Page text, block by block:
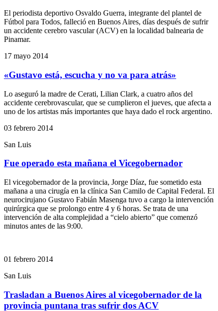
El periodista deportivo Osvaldo Guerra, integrante del plantel de
Fútbol para Todos, falleció en Buenos Aires, días después de sufrir
un accidente cerebro vascular (ACV) en la localidad balnearia de
Pinamar.
17 mayo 2014
«Gustavo está, escucha y no va para atrás»
Lo aseguró la madre de Cerati, Lilian Clark, a cuatro años del
accidente cerebrovascular, que se cumplieron el jueves, que afecta a
uno de los artistas más importantes que haya dado el rock argentino.
03 febrero 2014
San Luis
Fue operado esta mañana el Vicegobernador
El vicegobernador de la provincia, Jorge Díaz, fue sometido esta
mañana a una cirugía en la clínica San Camilo de Capital Federal. El
neurocirujano Gustavo Fabián Masenga tuvo a cargo la intervención
quirúrgica que se prolongo entre 4 y 6 horas. Se trata de una
intervención de alta complejidad a “cielo abierto” que comenzó
minutos antes de las 9:00.
01 febrero 2014
San Luis
Trasladan a Buenos Aires al vicegobernador de la
provincia puntana tras sufrir dos ACV